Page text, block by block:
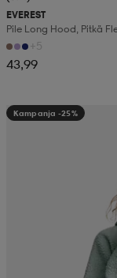
EVEREST
Pile Long Hood, Pitkä
+5
43,99
Kampanja -25%